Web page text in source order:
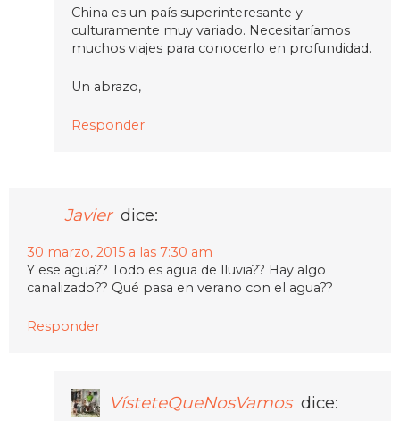
China es un país superinteresante y
culturamente muy variado. Necesitaríamos
muchos viajes para conocerlo en profundidad.
Un abrazo,
Responder
Javier dice:
30 marzo, 2015 a las 7:30 am
Y ese agua?? Todo es agua de lluvia?? Hay algo
canalizado?? Qué pasa en verano con el agua??
Responder
VísteteQueNosVamos dice: